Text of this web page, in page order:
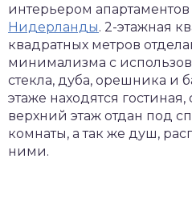
интерьером апартаментов
Нидерланды. 2-этажная
квадратных метров
минимализма с
стекла, дуба, орешника и
этаже находятся гостиная,
верхний этаж отдан под
комнаты, а так же душ,
ними.